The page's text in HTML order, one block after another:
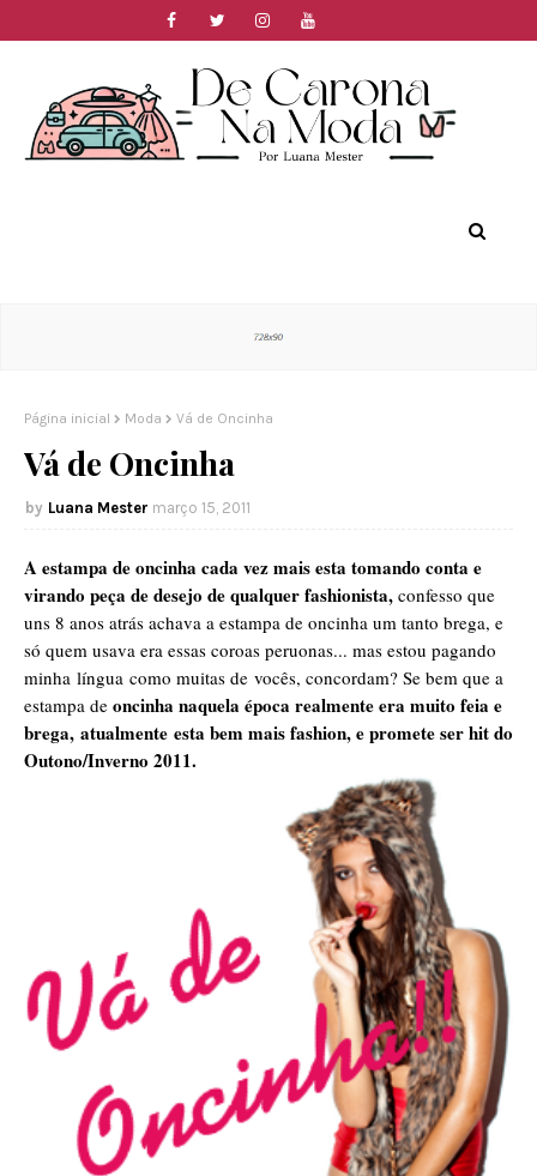
Página inicial Moda Vá de Oncinha
Vá de Oncinha
Luana Mester março 15, 2011
A estampa de oncinha cada vez mais esta tomando conta e
virando peça de desejo de qualquer fashionista, confesso que
uns 8 anos atrás achava a estampa de oncinha um tanto brega, e
só quem usava era essas coroas peruonas... mas estou pagando
minha língua como muitas de vocês, concordam? Se bem que a
estampa de oncinha naquela época realmente era muito feia e
brega, atualmente esta bem mais fashion, e promete ser hit do
Outono/Inverno 2011.